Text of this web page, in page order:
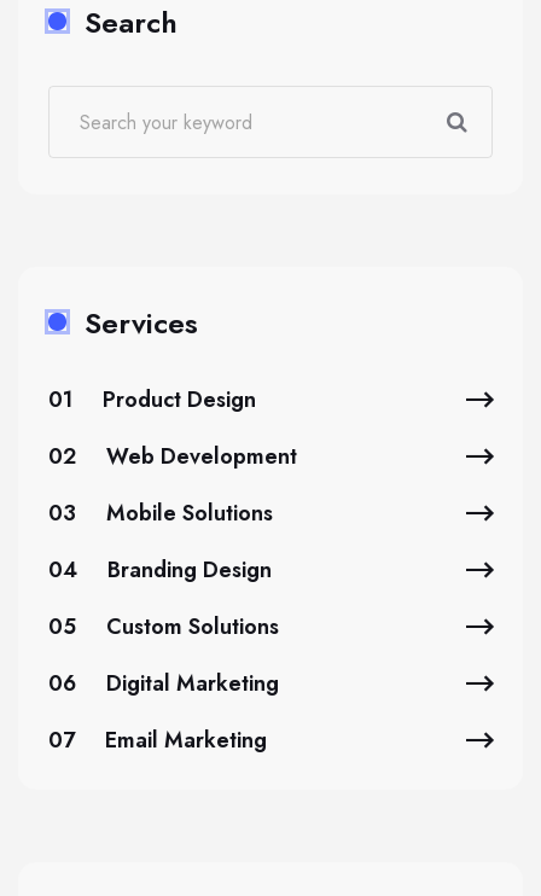
Search
Services
01
Product Design
02
Web Development
03
Mobile Solutions
04
Branding Design
05
Custom Solutions
06
Digital Marketing
07
Email Marketing